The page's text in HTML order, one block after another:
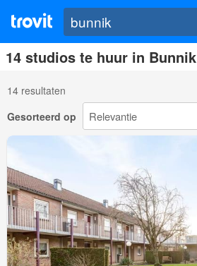
14 studios te huur in Bunnik
14 resultaten
Gesorteerd op